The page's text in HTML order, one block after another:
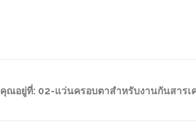
คุณอยู่ที่: 02-แว่นครอบตาสำหรับงานกันสารเ